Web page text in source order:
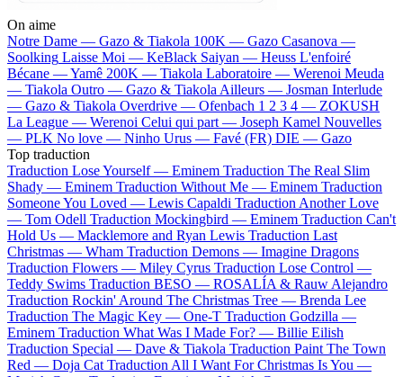
On aime
Notre Dame — Gazo & Tiakola 100K — Gazo Casanova —
Soolking Laisse Moi — KeBlack Saiyan — Heuss L'enfoiré
Bécane —Yamê 200K — Tiakola Laboratoire — Werenoi Meuda
— Tiakola Outro — Gazo & Tiakola Ailleurs — Josman Interlude
— Gazo & Tiakola Overdrive — Ofenbach 1 2 3 4 — ZOKUSH
La League — Werenoi Celui qui part — Joseph Kamel Nouvelles
— PLK No love — Ninho Urus — Favé (FR) DIE — Gazo
Top traduction
Traduction Lose Yourself — Eminem Traduction The Real Slim
Shady — Eminem Traduction Without Me — Eminem Traduction
Someone You Loved — Lewis Capaldi Traduction Another Love
— Tom Odell Traduction Mockingbird — Eminem Traduction Can't
Hold Us — Macklemore and Ryan Lewis Traduction Last
Christmas — Wham Traduction Demons — Imagine Dragons
Traduction Flowers — Miley Cyrus Traduction Lose Control —
Teddy Swims Traduction BESO — ROSALÍA & Rauw Alejandro
Traduction Rockin' Around The Christmas Tree — Brenda Lee
Traduction The Magic Key — One-T Traduction Godzilla —
Eminem Traduction What Was I Made For? — Billie Eilish
Traduction Special — Dave & Tiakola Traduction Paint The Town
Red — Doja Cat Traduction All I Want For Christmas Is You —